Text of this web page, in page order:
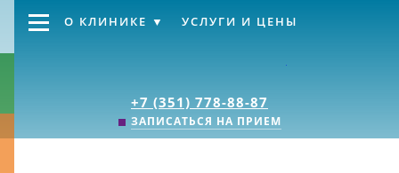
+7 (351) 778-88-87
ЗАПИСАТЬСЯ НА ПРИЕМ
О КЛИНИКЕ УСЛУГИ И ЦЕНЫ